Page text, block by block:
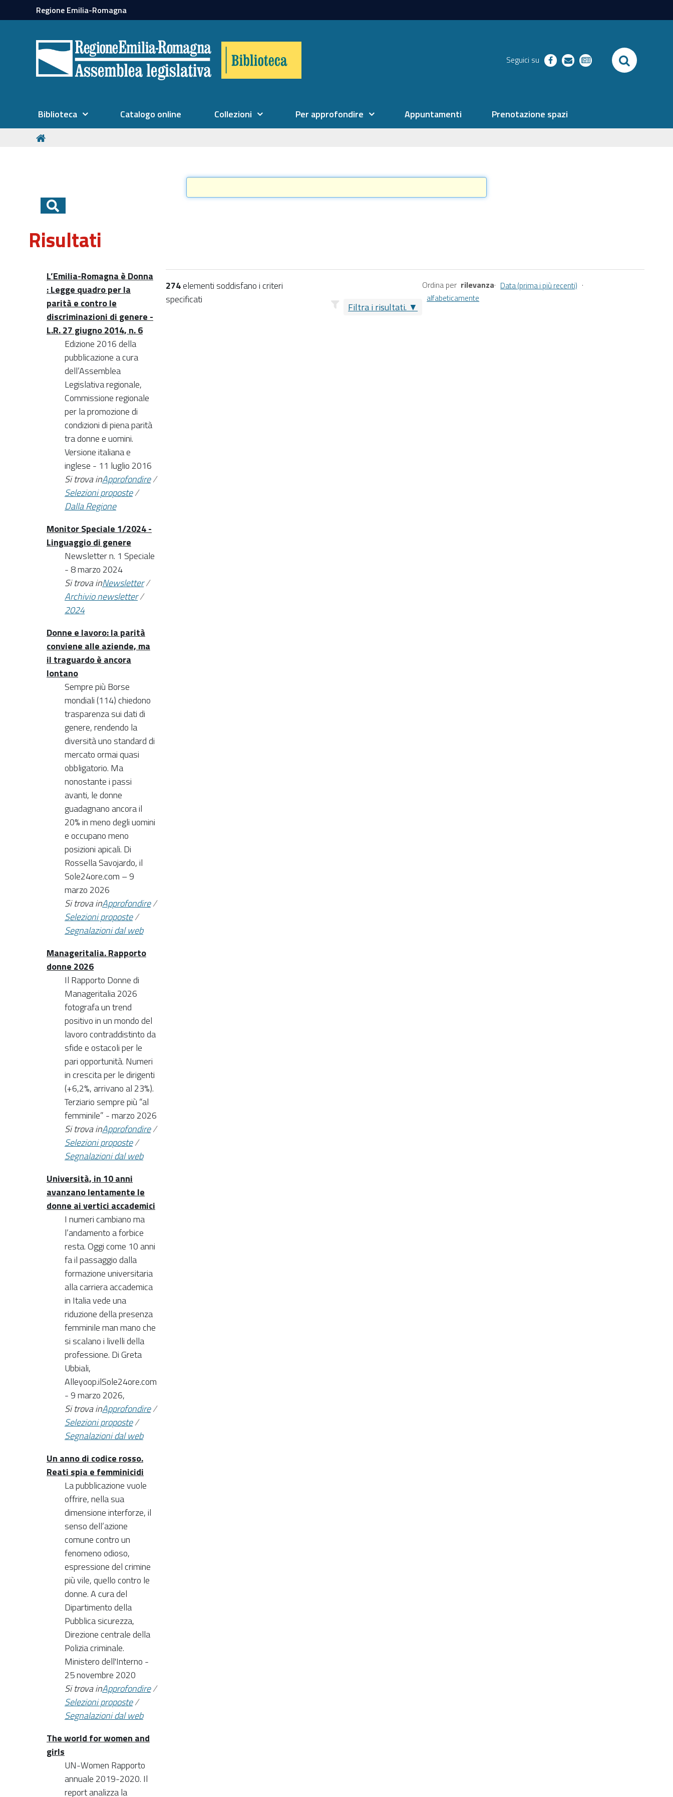
Regione Emilia-Romagna
Seguici su facebookrichiestenewsletter SEARCH
Biblioteca Catalogo online Collezioni Per approfondire Appuntamenti Prenotazione spazi
Risultati
274elementi soddisfano i criteri
specificati
Filtra i risultati.
Ordina per rilevanza· Data (prima i più recenti) ·
alfabeticamente
L’Emilia-Romagna è Donna
: Legge quadro per la
parità e contro le
discriminazioni di genere -
L.R. 27 giugno 2014, n. 6
Edizione 2016 della
pubblicazione a cura
dell’Assemblea
Legislativa regionale,
Commissione regionale
per la promozione di
condizioni di piena parità
tra donne e uomini.
Versione italiana e
inglese - 11 luglio 2016
Si trova inApprofondire/
Selezioni proposte/
Dalla Regione
Monitor Speciale 1/2024 -
Linguaggio di genere
Newsletter n. 1 Speciale
- 8 marzo 2024
Si trova inNewsletter/
Archivio newsletter/
2024
Donne e lavoro: la parità
conviene alle aziende, ma
il traguardo è ancora
lontano
Sempre più Borse
mondiali (114) chiedono
trasparenza sui dati di
genere, rendendo la
diversità uno standard di
mercato ormai quasi
obbligatorio. Ma
nonostante i passi
avanti, le donne
guadagnano ancora il
20% in meno degli uomini
e occupano meno
posizioni apicali. Di
Rossella Savojardo, il
Sole24ore.com – 9
marzo 2026
Si trova inApprofondire/
Selezioni proposte/
Segnalazioni dal web
Manageritalia. Rapporto
donne 2026
Il Rapporto Donne di
Manageritalia 2026
fotografa un trend
positivo in un mondo del
lavoro contraddistinto da
sfide e ostacoli per le
pari opportunità. Numeri
in crescita per le dirigenti
(+6,2%, arrivano al 23%).
Terziario sempre più “al
femminile” - marzo 2026
Si trova inApprofondire/
Selezioni proposte/
Segnalazioni dal web
Università, in 10 anni
avanzano lentamente le
donne ai vertici accademici
I numeri cambiano ma
l’andamento a forbice
resta. Oggi come 10 anni
fa il passaggio dalla
formazione universitaria
alla carriera accademica
in Italia vede una
riduzione della presenza
femminile man mano che
si scalano i livelli della
professione. Di Greta
Ubbiali,
Alleyoop.ilSole24ore.com
- 9 marzo 2026,
Si trova inApprofondire/
Selezioni proposte/
Segnalazioni dal web
Un anno di codice rosso.
Reati spia e femminicidi
La pubblicazione vuole
offrire, nella sua
dimensione interforze, il
senso dell’azione
comune contro un
fenomeno odioso,
espressione del crimine
più vile, quello contro le
donne. A cura del
Dipartimento della
Pubblica sicurezza,
Direzione centrale della
Polizia criminale.
Ministero dell'Interno -
25 novembre 2020
Si trova inApprofondire/
Selezioni proposte/
Segnalazioni dal web
The world for women and
girls
UN-Women Rapporto
annuale 2019-2020. Il
report analizza la